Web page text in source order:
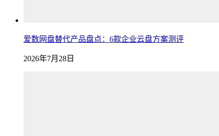
爱数网盘替代产品盘点：6款企业云盘方案测评
2026年7月28日